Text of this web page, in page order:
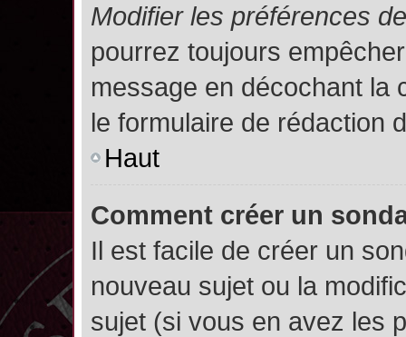
Modifier les préférences
pourrez toujours
message en décochant la
le formulaire de rédaction
Haut
Comment créer un
Il est facile de créer un
nouveau sujet ou la
sujet (si vous en avez les